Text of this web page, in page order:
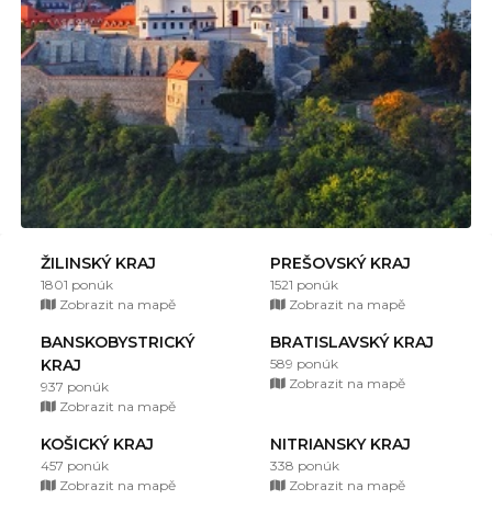
ŽILINSKÝ KRAJ
1801 ponúk
Zobrazit na mapě
PREŠOVSKÝ KRAJ
1521 ponúk
Zobrazit na mapě
BANSKOBYSTRICKÝ
KRAJ
937 ponúk
Zobrazit na mapě
BRATISLAVSKÝ KRAJ
589 ponúk
Zobrazit na mapě
KOŠICKÝ KRAJ
457 ponúk
Zobrazit na mapě
NITRIANSKY KRAJ
338 ponúk
Zobrazit na mapě